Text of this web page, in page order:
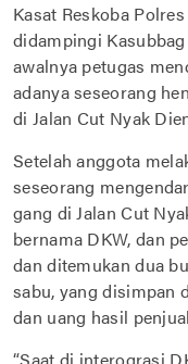
Kasat Reskoba
didampingi
awalnya petugas
adanya seseorang
di Jalan Cut Nyak
Setelah anggota
seseorang
gang di Jalan Cut
bernama DKW, dan
dan ditemukan dua
sabu, yang disimpan
dan uang hasil